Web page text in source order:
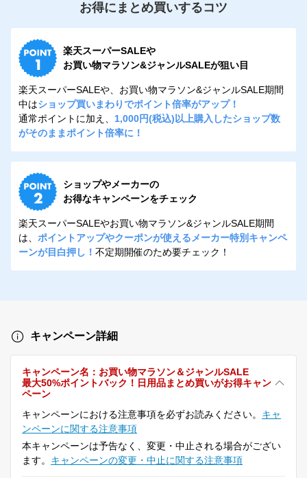
お得にまとめ買いするコツ
楽天スーパーSALEや
お買い物マラソン&ジャンルSALEが狙い目
楽天スーパーSALEや、お買い物マラソン&ジャンルSALE期間
中はショップ買いまわりでポイント倍率がアップ！
通常ポイントに加え、 1,000円(税込)以上購入したショップ数
がそのままポイント倍率に！
ショップやメーカーの
お得なキャンペーンをチェック
楽天スーパーSALEやお買い物マラソン&ジャンルSALE期間
は、 ポイントアップやクーポンが使えるメーカー特別キャンペ
ーンが目白押し！ 不定期開催のため要チェック！
キャンペーン詳細
キャンペーン名：お買い物マラソン＆ジャンルSALE
最大50%ポイントバック！日用品まとめ買いがお得キャン
ペーン
キャンペーンにおける注意事項を必ずお読みください。 キャ
ンペーンに関する注意事項
本キャンペーンは予告なく、変更・中止される場合がござい
ます。 キャンペーンの変更・中止に関する注意事項